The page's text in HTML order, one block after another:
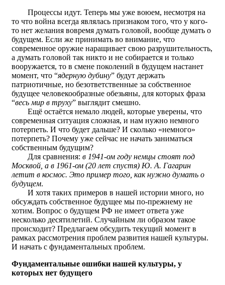
Процессы идут. Теперь мы уже воюем, несмотря на
то что война всегда являлась признаком того, что у кого-
то нет желания вовремя думать головой, вообще думать о
будущем. Если же принимать во внимание, что
современное оружие наращивает свою разрушительность,
а думать головой так никто и не собирается и только
вооружается, то в смене поколений в будущем настанет
момент, что “ядерную дубину” будут держать
патриотичные, но безответственные за собственное
будущее человекообразные обезьяны, для которых фраза
“весь мир в труху” выглядит смешно.
Ещё остаётся немало людей, которые уверены, что
современная ситуация сложная, и нам нужно немного
потерпеть. И что будет дальше? И сколько «немного»
потерпеть? Почему уже сейчас не начать заниматься
собственным будущим?
Для сравнения: в 1941-ом году немцы стоят под
Москвой, а в 1961-ом (20 лет спустя) Ю. А. Гагарин
летит в космос. Это пример того, как нужно думать о
будущем.
И хотя таких примеров в нашей истории много, но
обсуждать собственное будущее мы по-прежнему не
хотим. Вопрос о будущем РФ не имеет ответа уже
несколько десятилетий. Случайным ли образом такое
происходит? Предлагаем обсудить текущий момент в
рамках рассмотрения проблем развития нашей культуры.
И начать с фундаментальных проблем.
Фундаментальные ошибки нашей культуры, у
которых нет будущего